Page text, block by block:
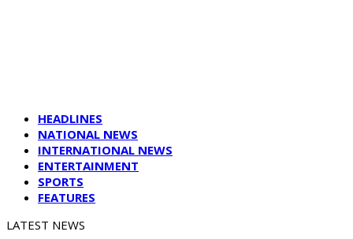
HEADLINES
NATIONAL NEWS
INTERNATIONAL NEWS
ENTERTAINMENT
SPORTS
FEATURES
LATEST NEWS